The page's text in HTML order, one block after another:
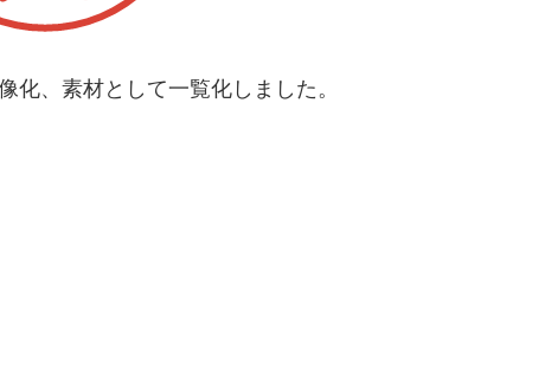
化、素材として一覧化しました。